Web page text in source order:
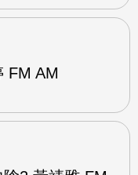
FM AM